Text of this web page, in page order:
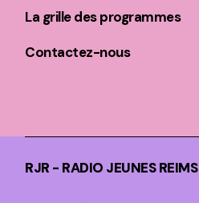
La grille des programmes
Contactez-nous
RJR - RADIO JEUNES REIMS